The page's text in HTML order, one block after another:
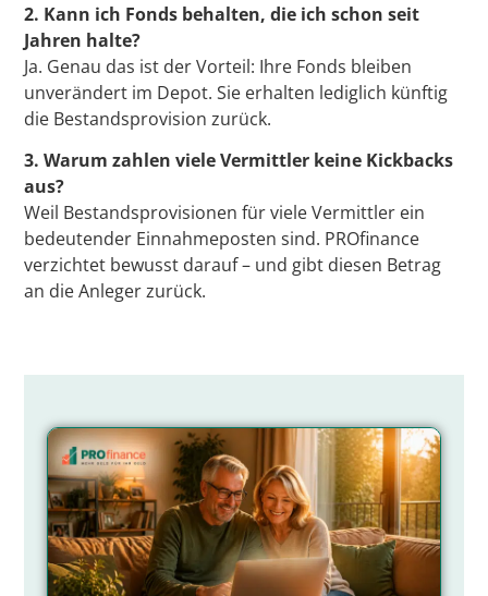
2. Kann ich Fonds behalten, die ich schon seit
Jahren halte?
Ja. Genau das ist der Vorteil: Ihre Fonds bleiben
unverändert im Depot. Sie erhalten lediglich künftig
die Bestandsprovision zurück.
3. Warum zahlen viele Vermittler keine Kickbacks
aus?
Weil Bestandsprovisionen für viele Vermittler ein
bedeutender Einnahmeposten sind. PROfinance
verzichtet bewusst darauf – und gibt diesen Betrag
an die Anleger zurück.